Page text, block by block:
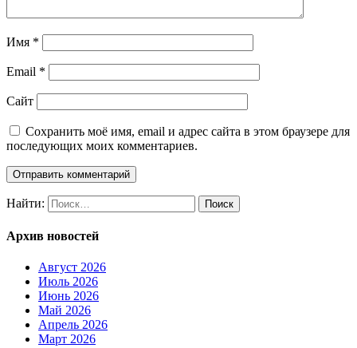
Имя *
Email *
Сайт
Сохранить моё имя, email и адрес сайта в этом браузере для
последующих моих комментариев.
Найти:
Архив новостей
Август 2026
Июль 2026
Июнь 2026
Май 2026
Апрель 2026
Март 2026